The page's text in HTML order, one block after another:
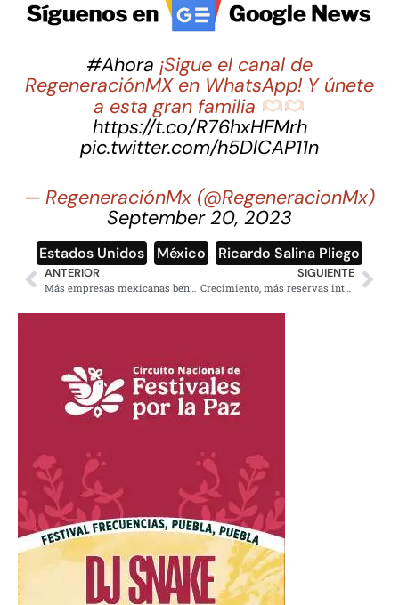
#Ahora ¡Sigue el canal de
RegeneraciónMX en WhatsApp! Y únete
a esta gran familia
https://t.co/R76hxHFMrh
pic.twitter.com/h5DlCAP11n
— RegeneraciónMx (@RegeneracionMx)
September 20, 2023
Estados Unidos México Ricardo Salina Pliego
ANTERIOR SIGUIENTE
Crecimiento, más reservas internacionales, menos pobreza: Balance 2024